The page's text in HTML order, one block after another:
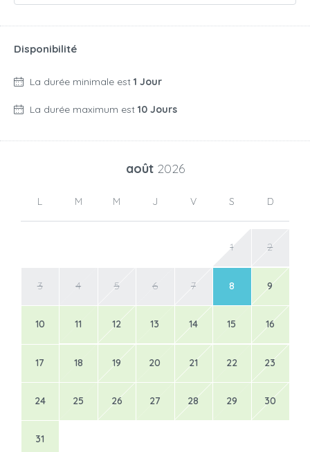
Disponibilité
La durée minimale est 1 Jour
La durée maximum est 10 Jours
août 2026
L M M J V S D
1 2
3 4 5 6 7 8 9
10 11 12 13 14 15 16
17 18 19 20 21 22 23
24 25 26 27 28 29 30
31